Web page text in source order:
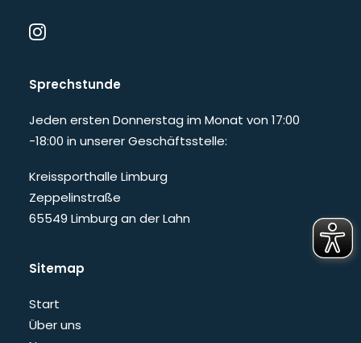
Sprechstunde
Jeden ersten Donnerstag im Monat von 17:00
-18:00 in unserer Geschäftsstelle:
Kreissporthalle Limburg
Zeppelinstraße
65549 Limburg an der Lahn
Sitemap
Start
Über uns